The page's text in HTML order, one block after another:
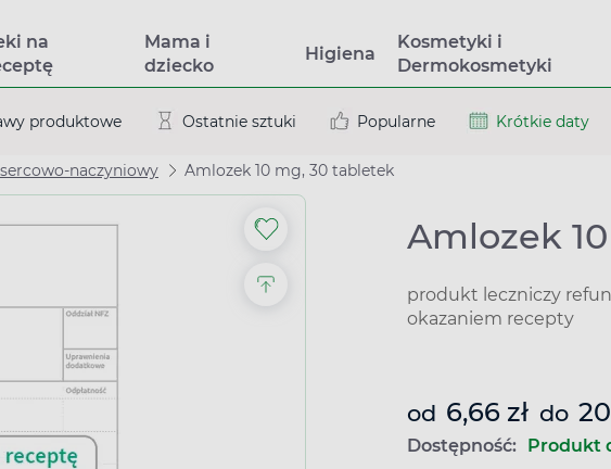
na
Mama i
dziecko
Higiena
Kosmetyki i
Dermokosmetyki
produktowe Ostatnie sztuki Popularne Krótkie daty
sercowo-naczyniowy Amlozek 10 mg, 30 tabletek
Amlozek
produkt leczniczy
okazaniem recepty
od 6,66 zł do
Dostępność: Produkt